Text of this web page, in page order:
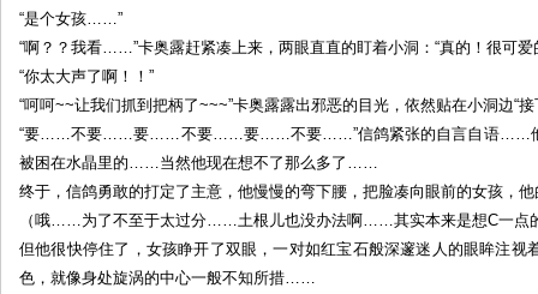
“是个女孩……”
“啊？？我看……”卡奥露赶紧凑上来，两眼直直的盯着小洞：“真的！很可爱
“你太大声了啊！！”
“呵呵~~让我们抓到把柄了~~~”卡奥露露出邪恶的目光，依然贴在小洞边
“要……不要……要……不要……要……不要……”信鸽紧张的自言自语……他的
被困在水晶里的……当然他现在想不了那么多了……
终于，信鸽勇敢的打定了主意，他慢慢的弯下腰，把脸凑向眼前的女孩
（哦……为了不至于太过分……土根儿也没办法啊……其实本来是想C一
但他很快停住了，女孩睁开了双眼，一对如红宝石般深邃迷人的眼眸注
色，就像身处旋涡的中心一般不知所措……